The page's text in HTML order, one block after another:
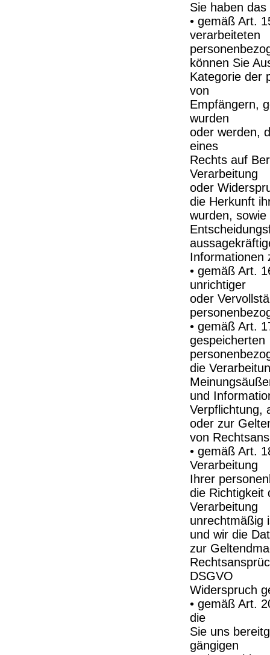
Sie haben
• gemäß Art.
verarbeiteten
können Sie
Kategorie der
von
Empfängern,
wurden
oder werden,
eines
Rechts auf
Verarbeitung
oder
die Herkunft
wurden,
Informationen
• gemäß Art.
unrichtiger
oder
• gemäß Art.
gespeicherten
die
und
Verpflichtung,
oder zur
von
• gemäß Art.
Verarbeitung
Ihrer
die Richtigkeit
Verarbeitung
unrechtmäßig
und wir die
zur
DSGVO
Widerspruch
• gemäß Art.
die
Sie uns
gängigen